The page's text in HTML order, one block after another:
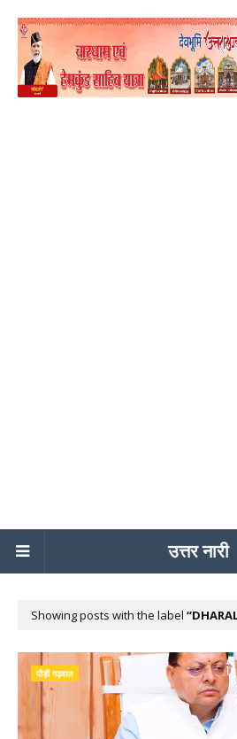
उत्तर नारी
Showing posts with the label
पौड़ी गढ़वाल